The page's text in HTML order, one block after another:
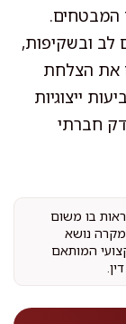
המבטחים.
לב ובשקיפות,
את הצלחת
ייצוגיות
חברתי
בו משום
מקרה נושא
המותאם